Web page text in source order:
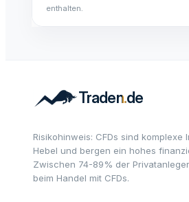
enthalten.
Risikohinweis: CFDs sind komplexe
Hebel und bergen ein hohes
Zwischen 74-89% der
beim Handel mit CFDs.